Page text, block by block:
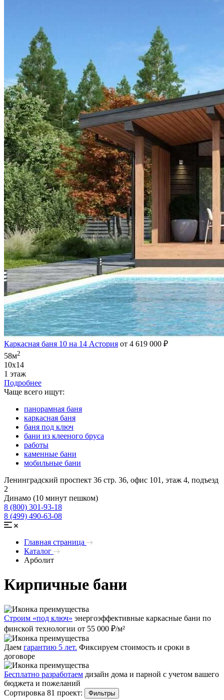
Каркасная баня 10 на 14 Астория от 4 619 000 ₽
58м2
10х14
1 этаж
Подробнее
Чаще всего ищут:
панорамная баня
каркасная баня
баня под ключ
бани из клееного бруса
работы
каменные бани
мобильные бани
Ленинградский проспект 36 стр. 36, офис 101, этаж 4, подъезд
2
Динамо (10 минут пешком)
8 (800) 301-93-18
8 (499) 490-63-08
Главная страница
Каталог
Арболит
Кирпичные бани
Строим «под ключ» энергоэффективные каркасные бани по
финской технологии от 55 000 ₽/м²
Даем гарантию 5 лет. Фиксируем стоимость и сроки в
договоре
Бесплатно разработаем дизайн дома и парной с учетом вашего
бюджета и пожеланий
Сортировка 81 проект:
Фильтры